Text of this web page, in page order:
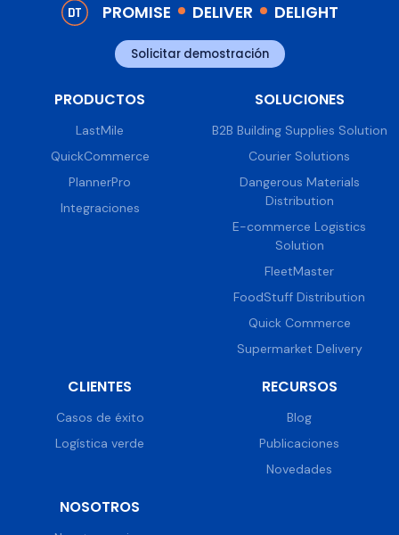
PROMISE DELIVER DELIGHT
Solicitar demostración
PRODUCTOS
LastMile
QuickCommerce
PlannerPro
Integraciones
SOLUCIONES
B2B Building Supplies Solution
Courier Solutions
Dangerous Materials
Distribution
E-commerce Logistics
Solution
FleetMaster
FoodStuff Distribution
Quick Commerce
Supermarket Delivery
CLIENTES
Casos de éxito
Logística verde
RECURSOS
Blog
Publicaciones
Novedades
NOSOTROS